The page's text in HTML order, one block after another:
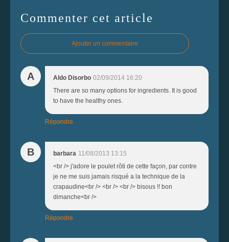
Commenter cet article
Ajouter un commentaire
A Aldo Disorbo 02/09/2014 16:20
There are so many options for ingredients. It is good
to have the healthy ones.
Répondre
B barbara 11/08/2013 13:15
<br /> j'adore le poulet rôti de cette façon, par contre
je ne me suis jamais risqué a la technique de la
crapaudine<br /> <br /> <br /> bisous !! bon
dimanche<br />
Répondre